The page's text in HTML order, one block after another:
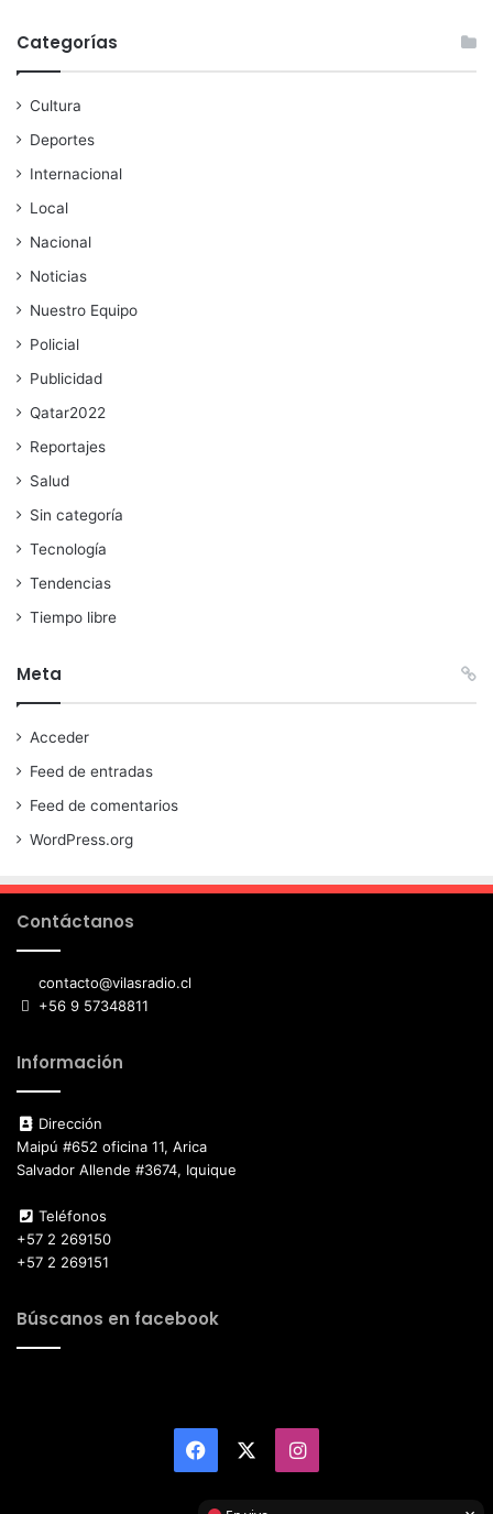
Categorías
Cultura
Deportes
Internacional
Local
Nacional
Noticias
Nuestro Equipo
Policial
Publicidad
Qatar2022
Reportajes
Salud
Sin categoría
Tecnología
Tendencias
Tiempo libre
Meta
Acceder
Feed de entradas
Feed de comentarios
WordPress.org
Contáctanos
contacto@vilasradio.cl
+56 9 57348811
Información
Dirección
Maipú #652 oficina 11, Arica
Salvador Allende #3674, Iquique
Teléfonos
+57 2 269150
+57 2 269151
Búscanos en facebook
Facebook Instagram